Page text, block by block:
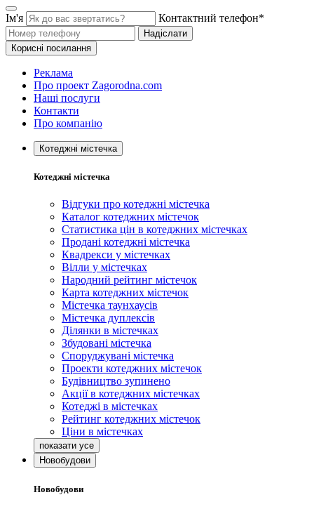
Ім'я Контактний телефон*
Надіслати
Корисні посилання
Реклама
Про проект Zagorodna.com
Наші послуги
Контакти
Про компанію
Котеджні містечка
Котеджні містечка
Відгуки про котеджні містечка
Каталог котеджних містечок
Статистика цін в котеджних містечках
Продані котеджні містечка
Квадрекси у містечках
Вілли у містечках
Народний рейтинг містечок
Карта котеджних містечок
Містечка таунхаусів
Містечка дуплексів
Ділянки в містечках
Збудовані містечка
Споруджувані містечка
Проекти котеджних містечок
Будівництво зупинено
Акції в котеджних містечках
Котеджі в містечках
Рейтинг котеджних містечок
Ціни в містечках
Новобудови
Новобудови